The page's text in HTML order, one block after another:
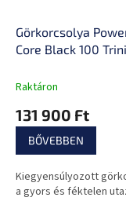
Görkorcsolya
Core Black 100
Raktáron
131 900 Ft
BŐVEBBEN
Kiegyensúlyozott
a gyors és féktelen